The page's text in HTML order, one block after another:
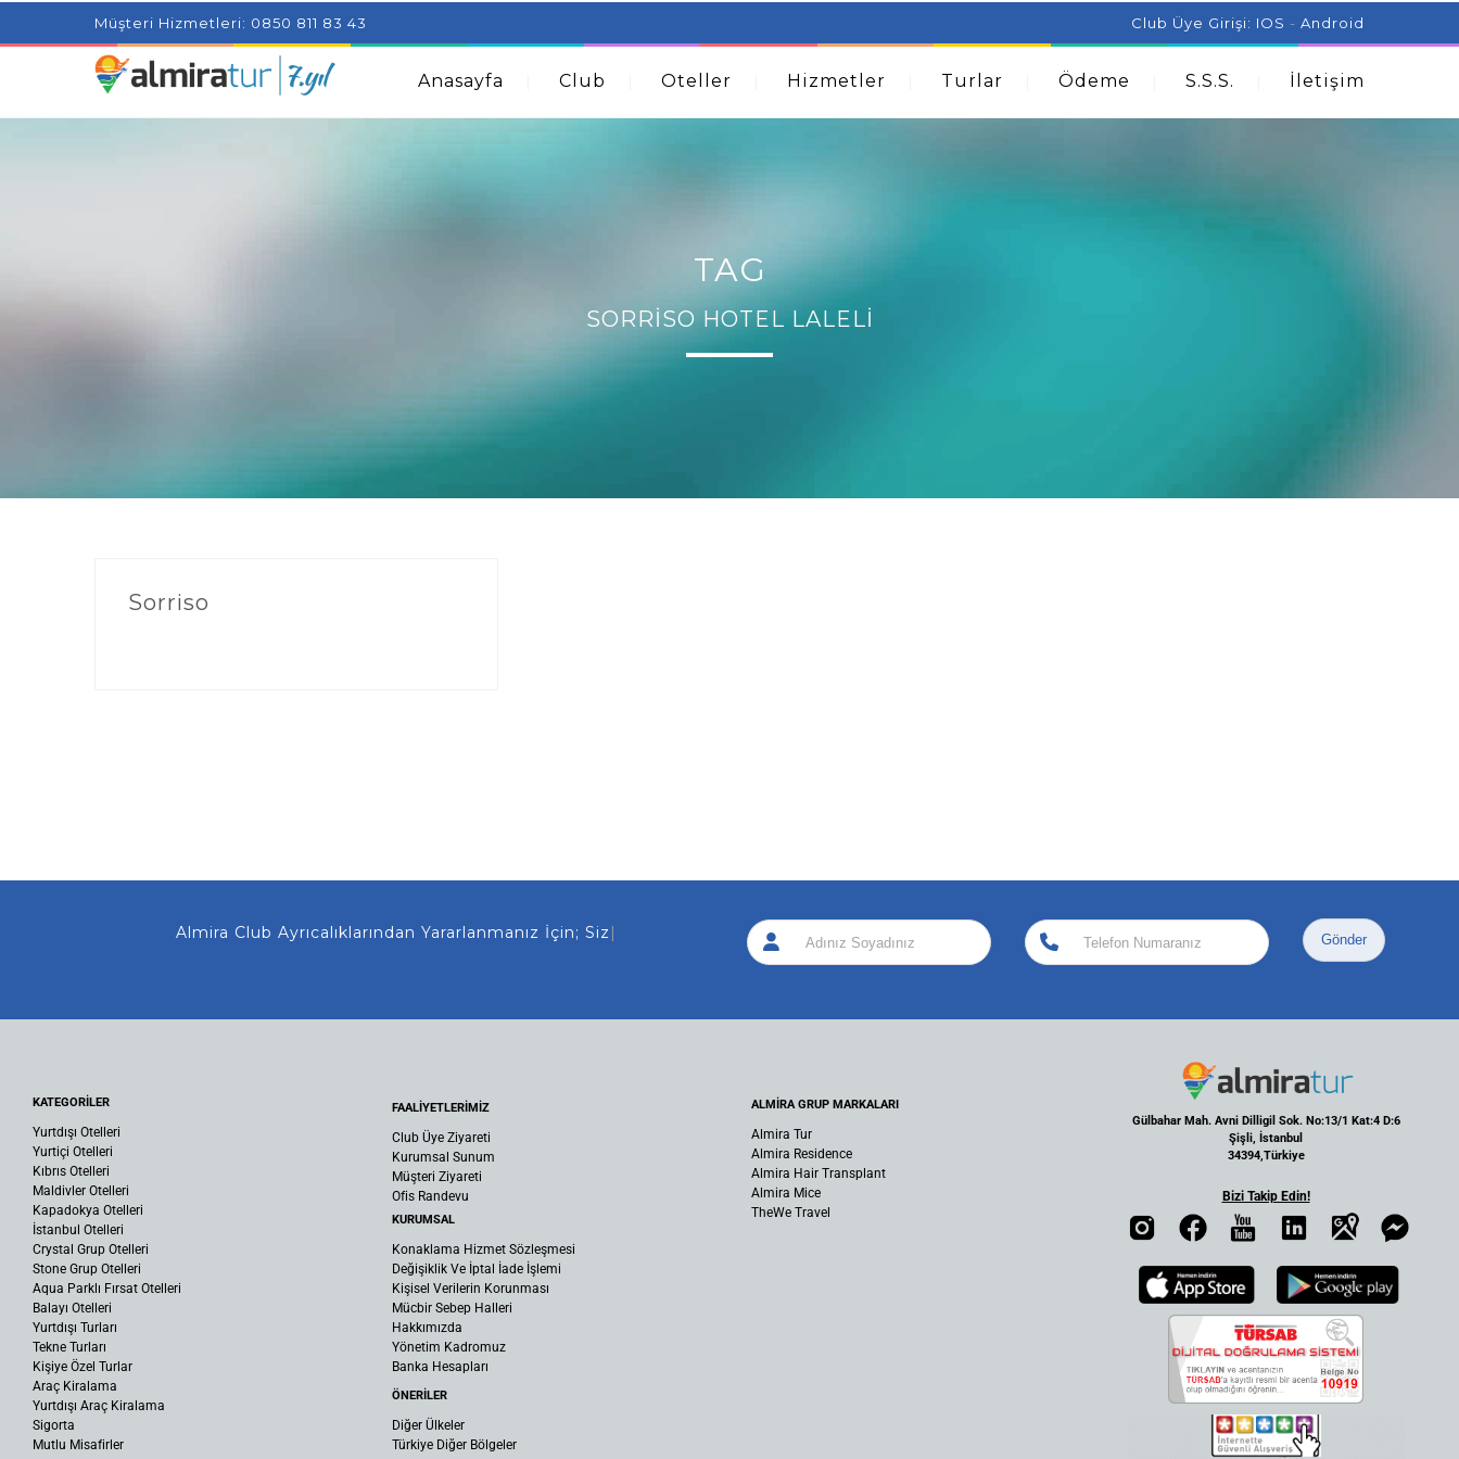
Project Milenial featuring news blogs and tutorials How A Dermatologist Can Help With Acne Problems Aromatherapy And
Kids Amazingly Simple Skin Care Tips For People With Acne
Müşteri Hizmetleri: 0850 811 83 43 Club Üye Girişi: IOS - Android
Anasayfa Club Oteller Hizmetler Turlar Ödeme S.S.S. İletişim
TAG
SORRISO HOTEL LALELI
Sorriso
Almira Club Ayrıcalıklarından Yararlanmanız İçin; Sizi Ara Gönder
KATEGORİLER
Yurtdışı Otelleri
Yurtiçi Otelleri
Kıbrıs Otelleri
Maldivler Otelleri
Kapadokya Otelleri
İstanbul Otelleri
Crystal Grup Otelleri
Stone Grup Otelleri
Aqua Parklı Fırsat Otelleri
Balayı Otelleri
Yurtdışı Turları
Tekne Turları
Kişiye Özel Turlar
Araç Kiralama
Yurtdışı Araç Kiralama
Sigorta
Mutlu Misafirler
FAALİYETLERİMİZ
Club Üye Ziyareti
Kurumsal Sunum
Müşteri Ziyareti
Ofis Randevu
KURUMSAL
Konaklama Hizmet Sözleşmesi
Değişiklik Ve İptal İade İşlemi
Kişisel Verilerin Korunması
Mücbir Sebep Halleri
Hakkımızda
Yönetim Kadromuz
Banka Hesapları
ÖNERİLER
Diğer Ülkeler
Türkiye Diğer Bölgeler
ALMİRA GRUP MARKALARI
Almira Tur
Almira Residence
Almira Hair Transplant
Almira Mice
TheWe Travel
Gülbahar Mah. Avni Dilligil Sok. No:13/1 Kat:4 D:6
Şişli, İstanbul
34394,Türkiye
Bizi Takip Edin!